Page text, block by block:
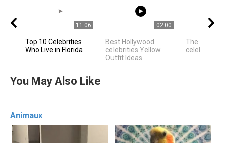
11:06
Top 10 Celebrities
Who Live in Florida
02:00
Best Hollywood
celebrities Yellow
Outfit Ideas
The best
celebrities
You May Also Like
Animaux